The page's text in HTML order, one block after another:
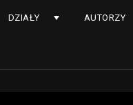
DZIAŁY AUTORZY